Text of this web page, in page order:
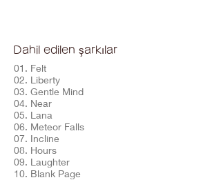
Dahil edilen şarkılar
01. Felt
02. Liberty
03. Gentle Mind
04. Near
05. Lana
06. Meteor Falls
07. Incline
08. Hours
09. Laughter
10. Blank Page